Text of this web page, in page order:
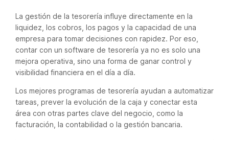
La gestión de la tesorería influye directamente en la
liquidez, los cobros, los pagos y la capacidad de una
empresa para tomar decisiones con rapidez. Por eso,
contar con un software de tesorería ya no es solo una
mejora operativa, sino una forma de ganar control y
visibilidad financiera en el día a día.
Los mejores programas de tesorería ayudan a automatizar
tareas, prever la evolución de la caja y conectar esta
área con otras partes clave del negocio, como la
facturación, la contabilidad o la gestión bancaria.